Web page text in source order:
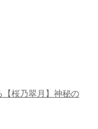
桜乃翠月】神秘の